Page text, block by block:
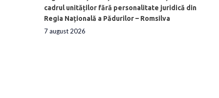
cadrul unităților fără personalitate juridică din
Regia Națională a Pădurilor – Romsilva
7 august 2026